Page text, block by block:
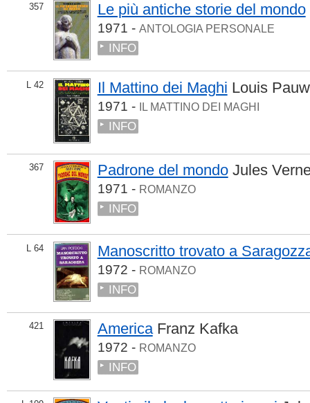
357 Le più antiche storie del mondo
1971 - ANTOLOGIA PERSONALE
INFO
L 42 Il Mattino dei Maghi Louis
1971 - IL MATTINO DEI MAGHI
INFO
367 Padrone del mondo Jules
1971 - ROMANZO
INFO
L 64 Manoscritto trovato a
1972 - ROMANZO
INFO
421 America Franz Kafka
1972 - ROMANZO
INFO